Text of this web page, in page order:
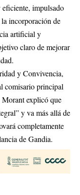
impulsado
incorporación de
artificial y
claro de mejorar
y Convivencia,
comisario principal
explicó que
y va más allá de
completamente
de Gandia.